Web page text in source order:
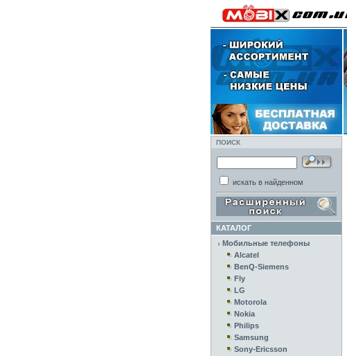
ПОИСК
искать в найденном
КАТАЛОГ
Мобильные телефоны
Alcatel
BenQ-Siemens
Fly
LG
Motorola
Nokia
Philips
Samsung
Sony-Ericsson